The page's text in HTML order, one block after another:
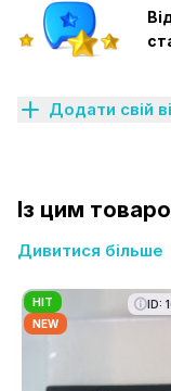
Додати свій
Із цим
Дивитися більше
HIT
NEW
ID: